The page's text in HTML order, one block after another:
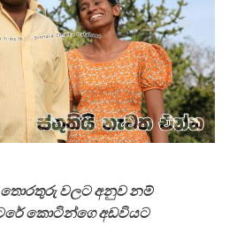
තොරතුරු වලට අනුව නම්
කොටින්ගෙ අඩවියට